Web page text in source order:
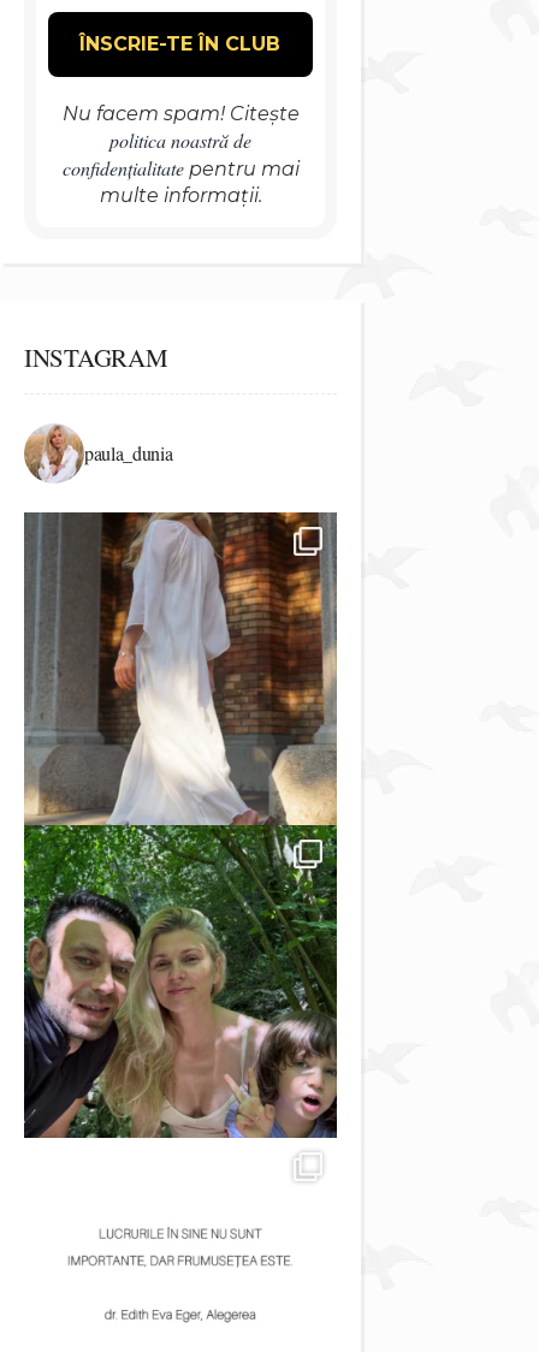
Nu facem spam! Citește
politica noastră de
confidențialitatepentru mai
multe informații.
INSTAGRAM
paula_dunia